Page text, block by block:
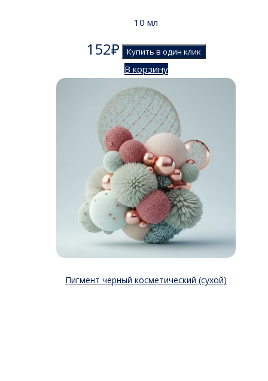
10 мл
152₽ Купить в один клик
В корзину
Пигмент черный косметический (сухой)